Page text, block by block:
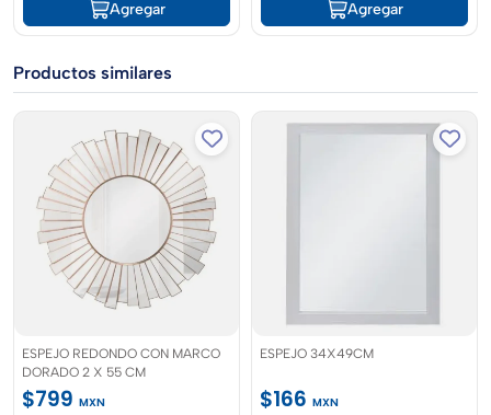
Agregar Agregar
Productos similares
ESPEJO REDONDO CON MARCO
DORADO 2 X 55 CM
$799 MXN
ESPEJO 34X49CM
$166 MXN